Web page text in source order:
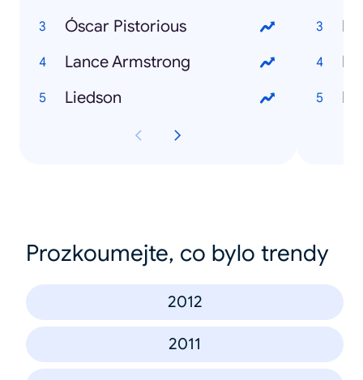
Óscar Pistorious
Lance Armstrong
Liedson
I
Prozkoumejte, co bylo trendy
2012
2011